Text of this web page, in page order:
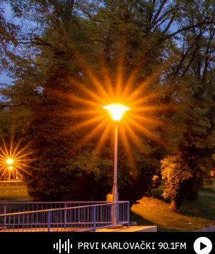
PRVI KARLOVAČKI 90.1FM